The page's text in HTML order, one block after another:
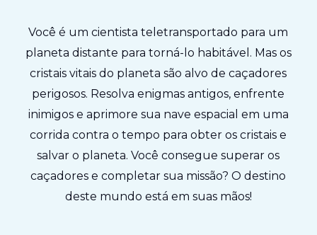
Você é um cientista teletransportado para um
planeta distante para torná-lo habitável. Mas os
cristais vitais do planeta são alvo de caçadores
perigosos. Resolva enigmas antigos, enfrente
inimigos e aprimore sua nave espacial em uma
corrida contra o tempo para obter os cristais e
salvar o planeta. Você consegue superar os
caçadores e completar sua missão? O destino
deste mundo está em suas mãos!